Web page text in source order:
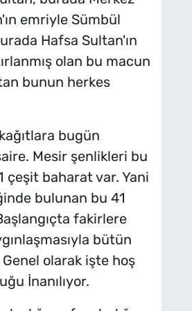
emriyle Sümbül
Hafsa Sultan'ın
olan bu macun
bunun herkes
bugün
Mesir şenlikleri bu
çeşit baharat var. Yani
bulunan bu 41
fakirlere
bütün
olarak işte hoş
İnanılıyor.